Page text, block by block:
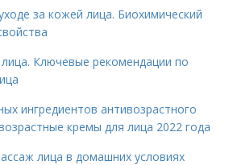
за кожей лица. Биохимический
Ключевые рекомендации по
ингредиентов антивозрастного
кремы для лица 2022 года
лица в домашних условиях